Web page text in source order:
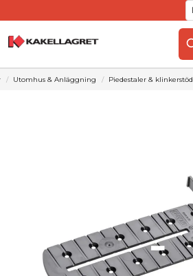
Utomhus & Anläggning Piedestaler & klinkerstöd